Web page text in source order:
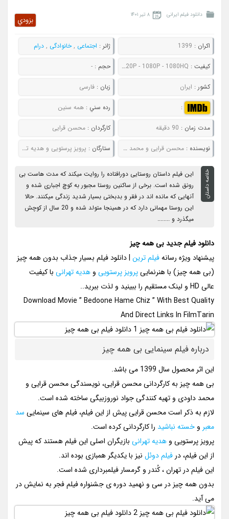
دانلود فیلم ایرانی ۸ تیر ۱۴۰۱
بزودي
اکران : 1399 ژانر : اجتماعی ,خانوادگی , درام
کيفيت : 480P - 720P - 1080P - 1080HQ حجم : -
کشور : ایران زبان : فارسی
: رده سني : همه سنین
مدت زمان : 90 دقیقه کارگردان : محسن قرایی
نويسنده :محسن قرایی و محمد داودی ستارگان : پرویز پرستویی و هدیه تهرانی
خلاصه داستان
این فیلم داستان روستایی دورافتاده را روایت میکند که مدت هاست بی
رونق شده است. برخی از ساکنین روستا مجبور به کوچ اجباری شده و
آنهایی که مانده اند در فقر و بدبختی بسیار شدید زندگی میکنند. حالا
این روستا مهمانی دارد که در همینجا متولد شده و 20 سال از کوچش
میگذرد و ........
دانلود فیلم جدید بی همه چیز
پیشنهاد ویژه رسانهفیلم ترین | دانلود فیلم بسیار جذاب بدون همه چیز
(بی همه چیز) با هنرنماییپرویز پرستویی وهدیه تهرانی با کیفیت
عالی HD و لینک مستقیم را ببینید و لذت ببرید..
Download Movie ” Bedoone Hame Chiz ” With Best Quality
And Direct Links In FilmTarin
درباره فیلم سینمایی بی همه چیز
این اثر محصول سال 1399 می باشد.
بی همه چیز به کارگردانی محسن قرایی، نویسندگی محسن قرایی و
محمد داودی و تهیه کنندگی جواد نوروزبیگی ساخته شده است.
لازم به ذکر است محسن قرایی پیش از این فیلم، فیلم های سینمایی سد
معبر وخسته نباشید را کارگردانی کرده است.
پرویز پرستویی وهدیه تهرانی بازیگران اصلی این فیلم هستند که پیش
از این فیلم، درفیلم دوئل نیز با یکدیگر همبازی بوده اند.
این فیلم در تهران ، کُندر و گرمسار فیلمبرداری شده است.
بدون همه چیز در سی و نهمید دوره ی جشنواره فیلم فجر به نمایش در
می آید.